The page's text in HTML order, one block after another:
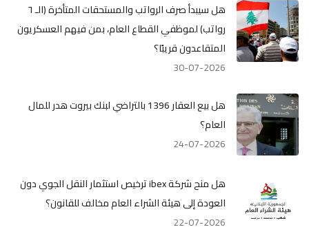
هل سيبدأ صرف الرواتب والمستحقات المتأخرة (الـ ٦
رواتب) لموظفي القطاع العام، بمن فيهم العسكريون
المتقاعدون قريبًا؟
30-07-2026
هل بيع العقار 1396 بالتراضي لبنك بيروت هدر للمال
العام؟
24-07-2026
هل منح شركة ibex ترخيص استثمار النقل الجوي دون
العودة إلى هيئة الشراء العام مخالف للقانون؟
22-07-2026